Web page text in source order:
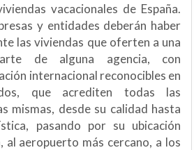
vacacionales de España.
y entidades deberán haber
las viviendas que oferten a una
de alguna agencia, con
internacional reconocibles en
que acrediten todas las
mismas, desde su calidad hasta
pasando por su ubicación
al aeropuerto más cercano, a los